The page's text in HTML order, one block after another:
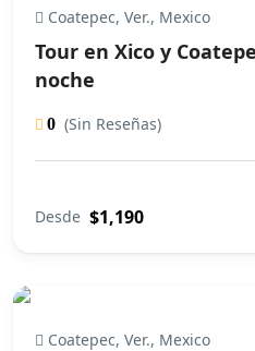
Coatepec, Ver., Mexico
Tour en Xico y
noche
0 (Sin Reseñas)
Desde $1,190
Coatepec, Ver., Mexico